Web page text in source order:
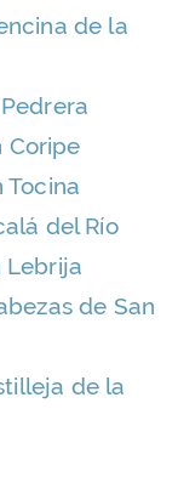
de la
Coripe
del Río
Lebrija
de San
de la